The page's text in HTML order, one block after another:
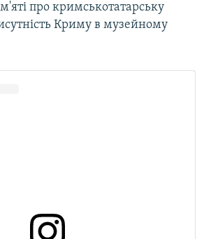
про кримськотатарську
Криму в музейному